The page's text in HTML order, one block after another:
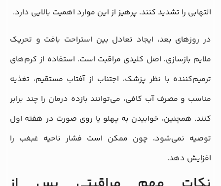
التهابی را تشدید کنند. پرهیز از این موارد اهمیت بالایی دارد.
در روزهای بعد، ایجاد تعادل بین استراحت بافت و تحریک
ملایم بازسازی، اصل کلیدی مراقبت است. استفاده از کرم‌های
ترمیم‌کننده با نظر پزشک، اجتناب از آفتاب مستقیم، تغذیه
مناسب و مصرف آب کافی، می‌توانند بازده درمان را چند برابر
کنند. همچنین، خوابیدن به پهلو یا روی صورت در هفته اول
توصیه نمی‌شود، چون ممکن است فشار ناحیه غبغب را
افزایش دهد.